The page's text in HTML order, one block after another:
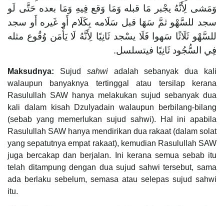
وَمَشى لِأَنَّهُ يجْبر مَا قبله وَمَا وَقع فِيهِ وَمَا بعده حَتَّى لَو
سجد للسَّهْو ثمَّ سَهَا قبل سَلَامه بِكَلَام أَو غَيره أَو سجد
للسَّهْو ثَلَاثًا سَهوا فَلَا يسْجد ثَانِيًا لِأَنَّهُ لَا يَأْمَن وُقُوع مثله
فِي السُّجُود ثَانِيًا فيتسلسل.
Maksudnya: Sujud sahwiadalah sebanyak dua kali
walaupun banyaknya tertinggal atau tersilap kerana
Rasulullah SAW hanya melakukan sujud sebanyak dua
kali dalam kisah Dzulyadain walaupun berbilang-bilang
(sebab yang memerlukan sujud sahwi). Hal ini apabila
Rasulullah SAW hanya mendirikan dua rakaat (dalam solat
yang sepatutnya empat rakaat), kemudian Rasulullah SAW
juga bercakap dan berjalan. Ini kerana semua sebab itu
telah ditampung dengan dua sujud sahwi tersebut, sama
ada berlaku sebelum, semasa atau selepas sujud sahwi
itu.